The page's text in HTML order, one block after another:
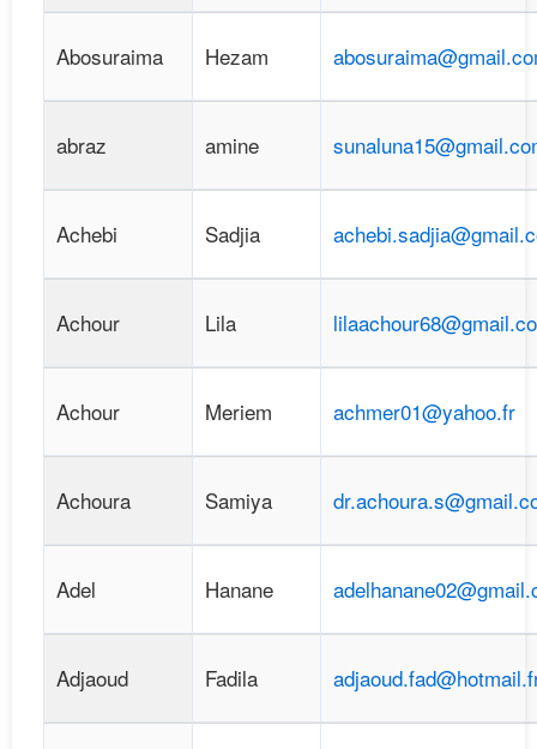
Abosuraima Hezam
abraz amine
Achebi Sadjia
Achour Lila
Achour Meriem achmer01@yahoo.fr
Achoura Samiya
Adel Hanane
Adjaoud Fadila